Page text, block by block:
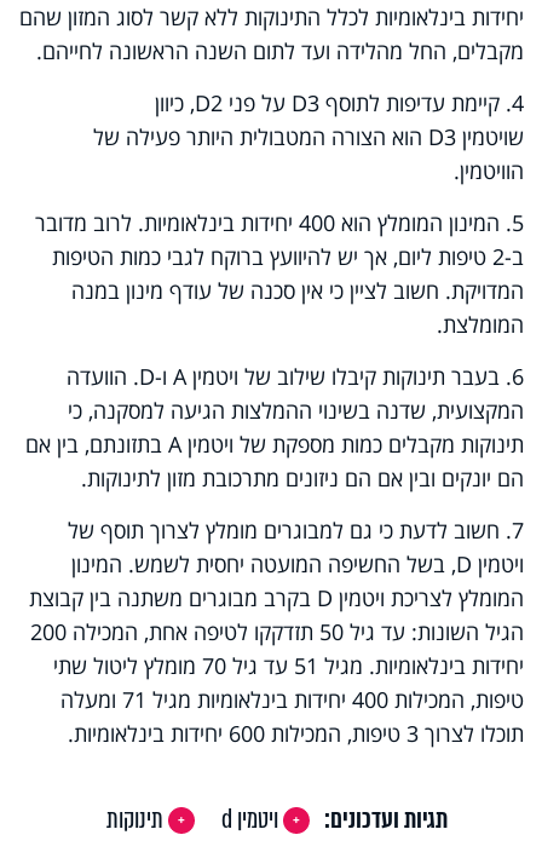
יחידות בינלאומיות לכלל התינוקות ללא קשר לסוג המזון שהם
מקבלים, החל מהלידה ועד לתום השנה הראשונה לחייהם.
4. קיימת עדיפות לתוסף
D3 על פני D2, כיוון
שויטמין D3 הוא הצורה המטבולית היותר פעילה של
הוויטמין.
5. המינון המומלץ הוא 400 יחידות בינלאומיות. לרוב מדובר
ב-2 טיפות ליום, אך יש להיוועץ ברוקח לגבי כמות הטיפות
המדויקת. חשוב לציין כי אין סכנה של עודף מינון במנה
המומלצת.
6. בעבר תינוקות קיבלו שילוב של ויטמין
A ו-D. הוועדה
המקצועית, שדנה בשינוי ההמלצות הגיעה למסקנה, כי
תינוקות מקבלים כמות מספקת של ויטמיןA בתזונתם, בין אם
הם יונקים ובין אם הם ניזונים מתרכובת מזון לתינוקות.
7. חשוב לדעת כי גם למבוגרים מומלץ לצרוך תוסף של
ויטמין D, בשל החשיפה המועטה יחסית לשמש. המינון
המומלץ לצריכת ויטמין D בקרב מבוגרים משתנה בין קבוצת
הגיל השונות: עד גיל 50 תזדקקו לטיפה אחת, המכילה 200
יחידות בינלאומיות. מגיל 51 עד גיל 70 מומלץ ליטול שתי
טיפות, המכילות 400 יחידות בינלאומיות מגיל 71 ומעלה
תוכלו לצרוך 3 טיפות, המכילות 600 יחידות בינלאומיות.
תגיות ועדכונים: ויטמין d
תינוקות